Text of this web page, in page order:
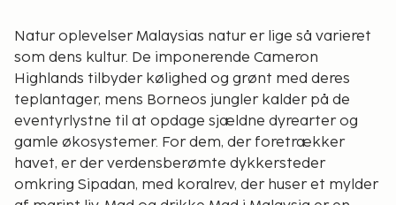
Natur oplevelser Malaysias natur er lige så varieret
som dens kultur. De imponerende Cameron
Highlands tilbyder kølighed og grønt med deres
teplantager, mens Borneos jungler kalder på de
eventyrlystne til at opdage sjældne dyrearter og
gamle økosystemer. For dem, der foretrækker
havet, er der verdensberømte dykkersteder
omkring Sipadan, med koralrev, der huser et mylder